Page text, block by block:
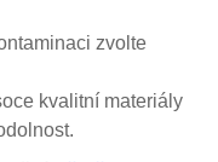
zvolte
kvalitní materiály